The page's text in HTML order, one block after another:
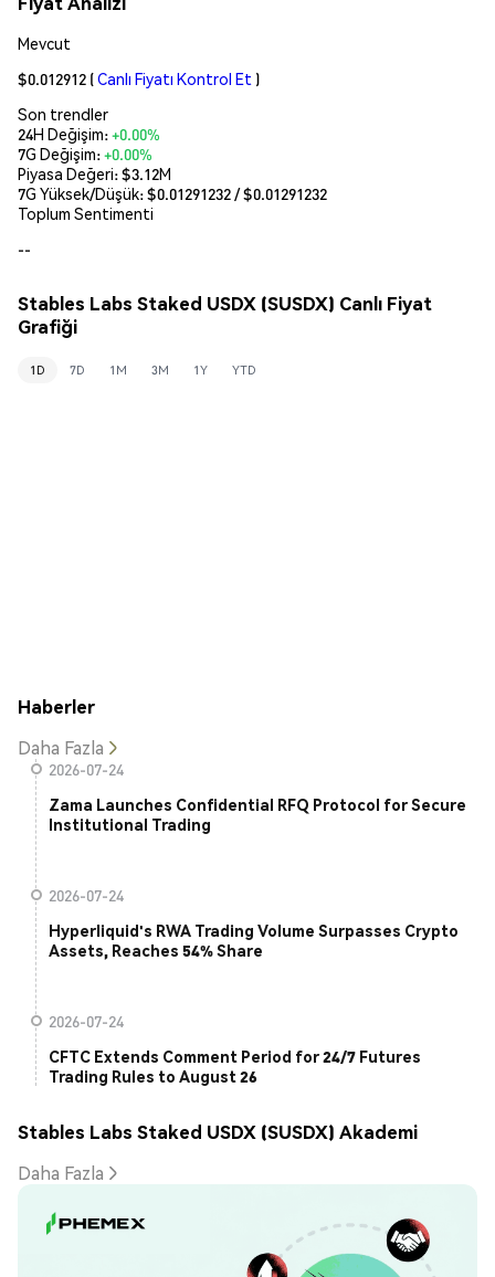
Mevcut
$0.012912 (Canlı Fiyatı Kontrol Et )
Son trendler
24H Değişim:+0.00%
7G Değişim:+0.00%
Piyasa Değeri:$3.12M
7G Yüksek/Düşük: $0.01291232/ $0.01291232
Toplum Sentimenti
--
Stables Labs Staked USDX (SUSDX) Canlı Fiyat
Grafiği
1D 7D 1M 3M 1Y YTD
Haberler
Daha Fazla
2026-07-24
Zama Launches Confidential RFQ Protocol for Secure
Institutional Trading
2026-07-24
Hyperliquid's RWA Trading Volume Surpasses Crypto
Assets, Reaches 54% Share
2026-07-24
CFTC Extends Comment Period for 24/7 Futures
Trading Rules to August 26
Stables Labs Staked USDX (SUSDX) Akademi
Daha Fazla